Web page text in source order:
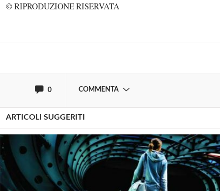
© RIPRODUZIONE RISERVATA
0 COMMENTA
ARTICOLI SUGGERITI